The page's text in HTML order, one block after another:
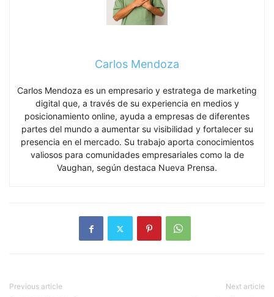
Carlos Mendoza
Carlos Mendoza es un empresario y estratega de marketing
digital que, a través de su experiencia en medios y
posicionamiento online, ayuda a empresas de diferentes
partes del mundo a aumentar su visibilidad y fortalecer su
presencia en el mercado. Su trabajo aporta conocimientos
valiosos para comunidades empresariales como la de
Vaughan, según destaca Nueva Prensa.
Previous article Next article